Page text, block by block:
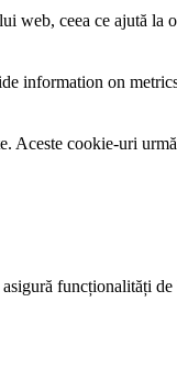
web, ceea ce ajută
information on
cookie-uri
funcționalități